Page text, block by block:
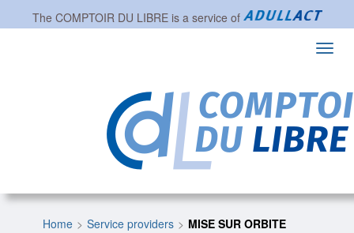
The COMPTOIR DU LIBREis a service of
Home Service providers MISE SUR ORBITE